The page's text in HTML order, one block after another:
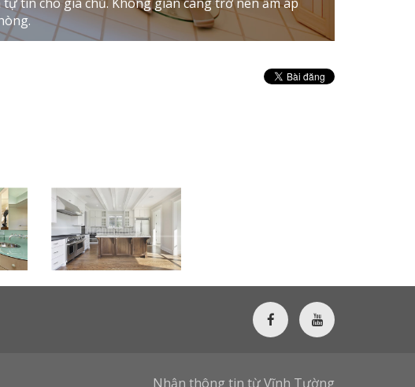
tin cho gia chủ. Không gian càng trở nên ấm áp
Nhận thông tin từ Vĩnh Tường